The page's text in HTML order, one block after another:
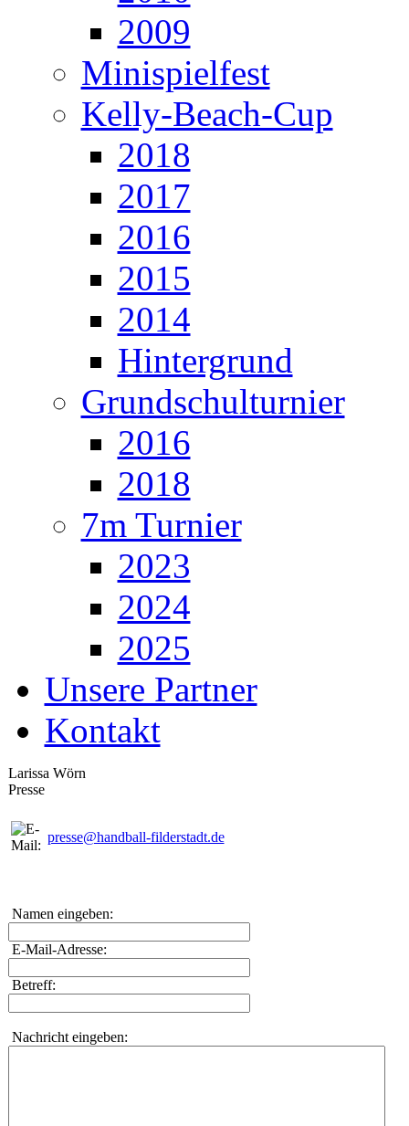
2009
Minispielfest
Kelly-Beach-Cup
2018
2017
2016
2015
2014
Hintergrund
Grundschulturnier
2016
2018
7m Turnier
2023
2024
2025
Unsere Partner
Kontakt
Larissa Wörn
Presse
presse@handball-filderstadt.de
Namen eingeben:
E-Mail-Adresse:
Betreff:
Nachricht eingeben: